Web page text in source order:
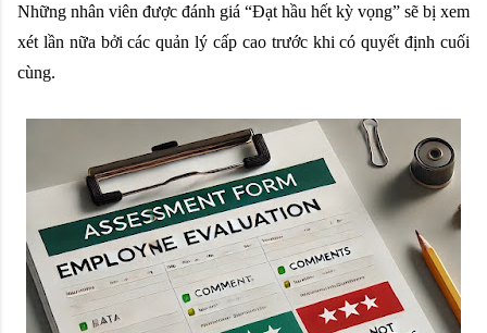
Những nhân viên được đánh giá “Đạt hầu hết kỳ vọng” sẽ bị xem
xét lần nữa bởi các quản lý cấp cao trước khi có quyết định cuối
cùng.